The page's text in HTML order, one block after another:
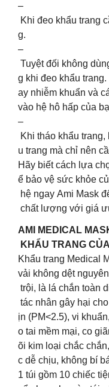
–
Khi đeo khẩu trang
g.
–
Tuyệt đối không
g khi đeo khẩu
ay nhiễm khuẩn và
vào hệ hô hấp của
–
Khi tháo khẩu
u trang mà chỉ nên
Hãy biết cách lựa
ể bảo vệ sức khỏe
hệ ngay Ami Mask
chất lượng với giá
AMI MEDICAL
KHẨU TRANG
Khẩu trang Medical
vải không dệt
trội, là lá chắn toàn
tác nhân gây hại
ịn (PM<2.5), vi
o tai mềm mại, co
õi kim loại chắc
c dễ chịu, không bí
1 túi gồm 10 chiếc